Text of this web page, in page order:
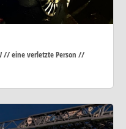
// eine verletzte Person //